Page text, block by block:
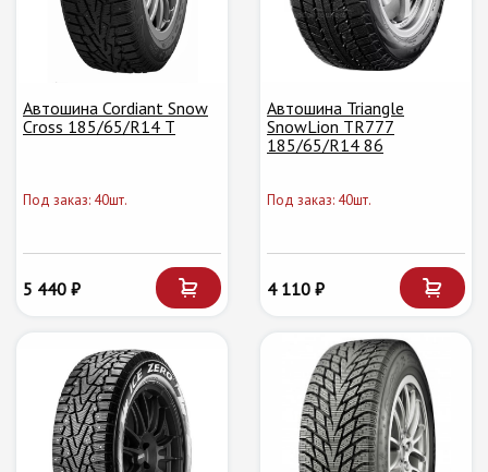
Автошина Cordiant Snow
Cross 185/65/R14 T
Под заказ: 40шт.
5 440 ₽
Автошина Triangle
SnowLion TR777
185/65/R14 86
Под заказ: 40шт.
4 110 ₽